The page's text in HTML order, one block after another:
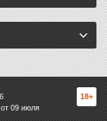
09 июля
18+